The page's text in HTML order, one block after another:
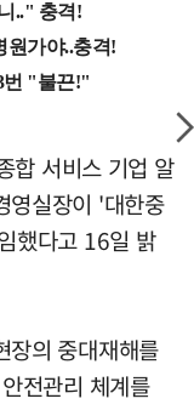
합 서비스 기업 알
영실장이 '대한중
했다고 16일 밝
장의 중대재해를
전관리 체계를